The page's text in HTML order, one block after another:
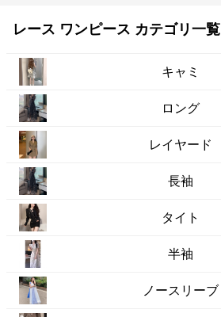
レース ワンピース カテゴリ一覧
キャミ
ロング
レイヤード
長袖
タイト
半袖
ノースリーブ